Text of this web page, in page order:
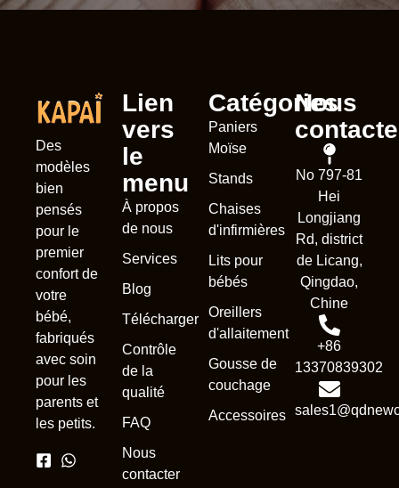
Des
modèles
bien
pensés
pour le
premier
confort de
votre
bébé,
fabriqués
avec soin
pour les
parents et
les petits.
Lien
vers
le
menu
À propos
de nous
Services
Blog
Télécharger
Contrôle
de la
qualité
FAQ
Nous
contacter
Catégories
Paniers
Moïse
Stands
Chaises
d'infirmières
Lits pour
bébés
Oreillers
d'allaitement
Gousse de
couchage
Accessoires
Nous
No 797-81
Hei
Longjiang
Rd, district
de Licang,
Qingdao,
Chine
+86
13370839302